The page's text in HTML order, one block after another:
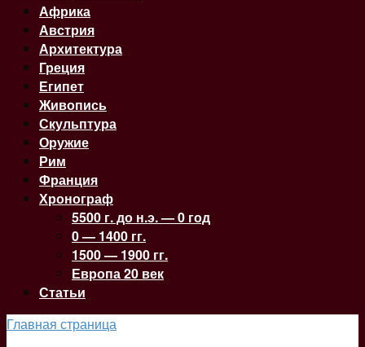
Африка
Австрия
Архитектура
Греция
Египет
Живопись
Скульптура
Оружие
Рим
Франция
Хронограф
5500 г. до н.э. — 0 год
0 — 1400 гг.
1500 — 1900 гг.
Европа 20 век
Статьи
Главная страница